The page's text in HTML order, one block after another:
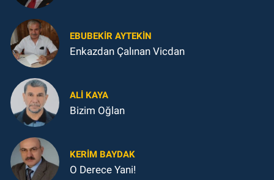
EBUBEKIR AYTEKIN
Enkazdan Çalınan Vicdan
ALI KAYA
Bizim Oğlan
KERIM BAYDAK
O Derece Yani!